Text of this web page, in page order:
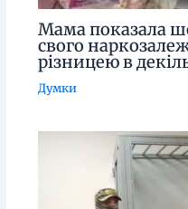
Мама показала
свого
різницею в
Думки